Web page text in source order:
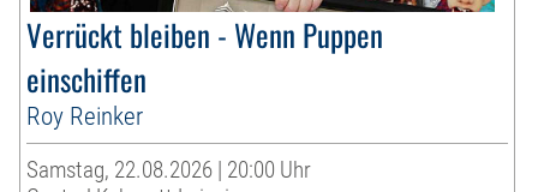
Verrückt bleiben - Wenn Puppen
einschiffen
Roy Reinker
Samstag, 22.08.2026 | 20:00 Uhr